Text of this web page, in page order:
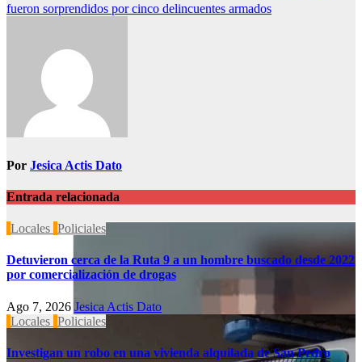
fueron sorprendidos por cinco delincuentes armados
Por Jesica Actis Dato
Entrada relacionada
Locales Policiales
Detuvieron cerca de la Ruta 9 a un hombre buscado desde 2022
por comercialización de drogas
Ago 7, 2026 Jesica Actis Dato
Locales Policiales
Investigan un robo en una vivienda alquilada de San Pedro